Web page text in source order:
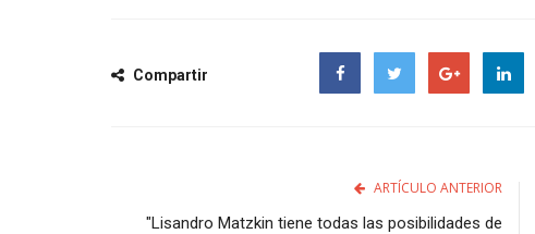
Compartir
ARTÍCULO ANTERIOR
"Lisandro Matzkin tiene todas las posibilidades de